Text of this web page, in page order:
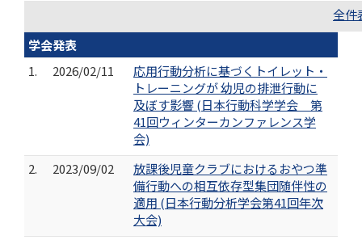
全件
学会発表
1.
2026/02/11
応用行動分析に基づくトイレット・
トレーニングが 幼児の排泄行動に
及ぼす影響 (日本行動科学学会 第
41回ウィンターカンファレンス学
会)
2.
2023/09/02
放課後児童クラブにおけるおやつ準
備行動への相互依存型集団随伴性の
適用 (日本行動分析学会第41回年次
大会)